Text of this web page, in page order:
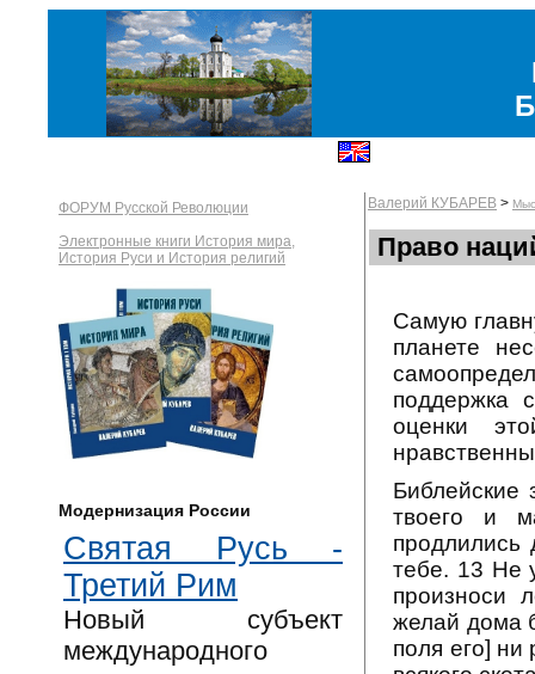
ФОРУМ Русской Революции
Электронные книги История мира,
История Руси и История религий
Модернизация России
Святая Русь -
Третий Рим
Новый субъект
международного
Валерий КУБАРЕВ >
Право
Самую
планете
поддержка
оценки
Библейские
твоего и
продлились
тебе. 13 Не
произноси
желай дома
поля его] ни